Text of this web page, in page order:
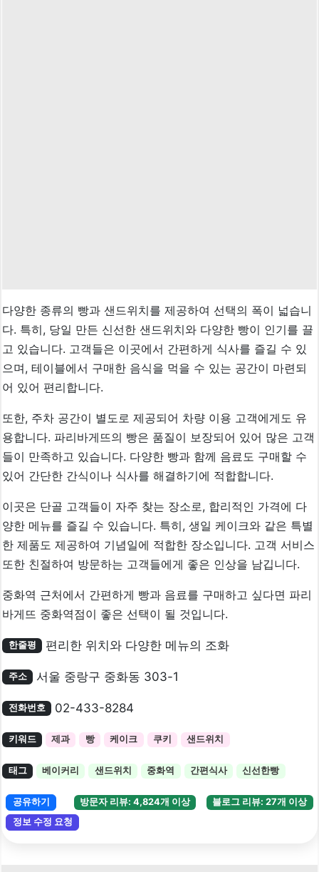
다양한 종류의 빵과 샌드위치를 제공하여 선택의 폭이 넓습니
다. 특히, 당일 만든 신선한 샌드위치와 다양한 빵이 인기를 끌
고 있습니다. 고객들은 이곳에서 간편하게 식사를 즐길 수 있
으며, 테이블에서 구매한 음식을 먹을 수 있는 공간이 마련되
어 있어 편리합니다.
또한, 주차 공간이 별도로 제공되어 차량 이용 고객에게도 유
용합니다. 파리바게뜨의 빵은 품질이 보장되어 있어 많은 고객
들이 만족하고 있습니다. 다양한 빵과 함께 음료도 구매할 수
있어 간단한 간식이나 식사를 해결하기에 적합합니다.
이곳은 단골 고객들이 자주 찾는 장소로, 합리적인 가격에 다
양한 메뉴를 즐길 수 있습니다. 특히, 생일 케이크와 같은 특별
한 제품도 제공하여 기념일에 적합한 장소입니다. 고객 서비스
또한 친절하여 방문하는 고객들에게 좋은 인상을 남깁니다.
중화역 근처에서 간편하게 빵과 음료를 구매하고 싶다면 파리
바게뜨 중화역점이 좋은 선택이 될 것입니다.
한줄평 편리한 위치와 다양한 메뉴의 조화
주소 서울 중랑구 중화동 303-1
전화번호 02-433-8284
키워드 제과 빵 케이크 쿠키 샌드위치
태그 베이커리 샌드위치 중화역 간편식사 신선한빵
블로그 리뷰: 27개 이상
방문자 리뷰: 4,824개 이상
공유하기
정보 수정 요청